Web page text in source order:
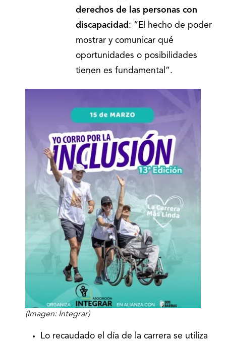
derechos de las personas con
discapacidad : “El hecho de poder
mostrar y comunicar qué
oportunidades o posibilidades
tienen es fundamental”.
(Imagen: Integrar)
Lo recaudado el día de la carrera se utiliza